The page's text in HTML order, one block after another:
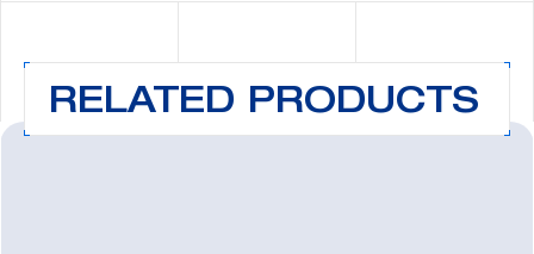
RELATED PRODUCTS